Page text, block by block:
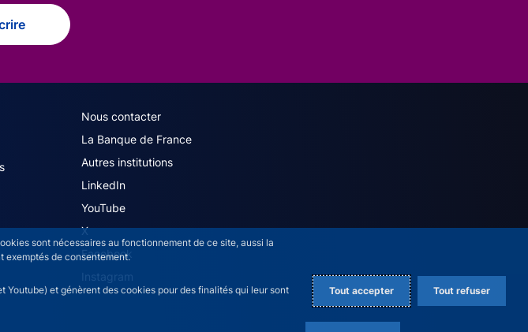
sont nécessaires au fonctionnement de ce site, aussi la
exemptés de consentement.
Youtube) et génèrent des cookies pour des finalités qui leur sont
Tout accepter Tout refuser
ACPR footer secondary menu (French)
Nous contacter
La Banque de France
Autres institutions
LinkedIn
YouTube
X
Facebook
Instagram